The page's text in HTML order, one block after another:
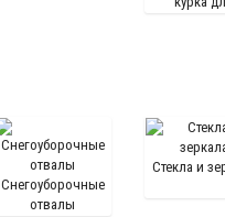
Снегоуборочные
отвалы
Стекла и